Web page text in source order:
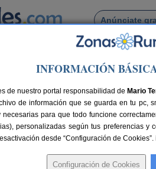
Anúnciate
Busca por pueblo
> Alojamiento Rural El Azamur
(Jaén)
120 km de Jaén Compartir:
INFORMACIÓN
de nuestro portal responsabilidad de Mario
de información que se guarda en tu pc,
para que todo funcione
personalizadas según tus preferencias
desde “Configuración de